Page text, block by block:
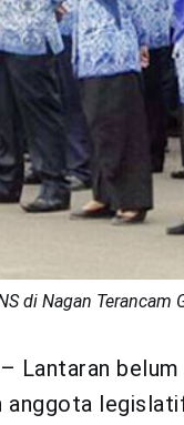
di Nagan Terancam
– Lantaran
anggota